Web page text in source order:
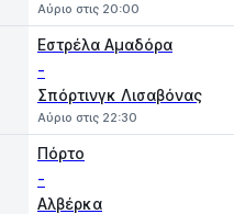
Αύριο στις 20:00
Εστρέλα Αμαδόρα
-
Σπόρτινγκ Λισαβόνας
Αύριο στις 22:30
Πόρτο
-
Αλβέρκα